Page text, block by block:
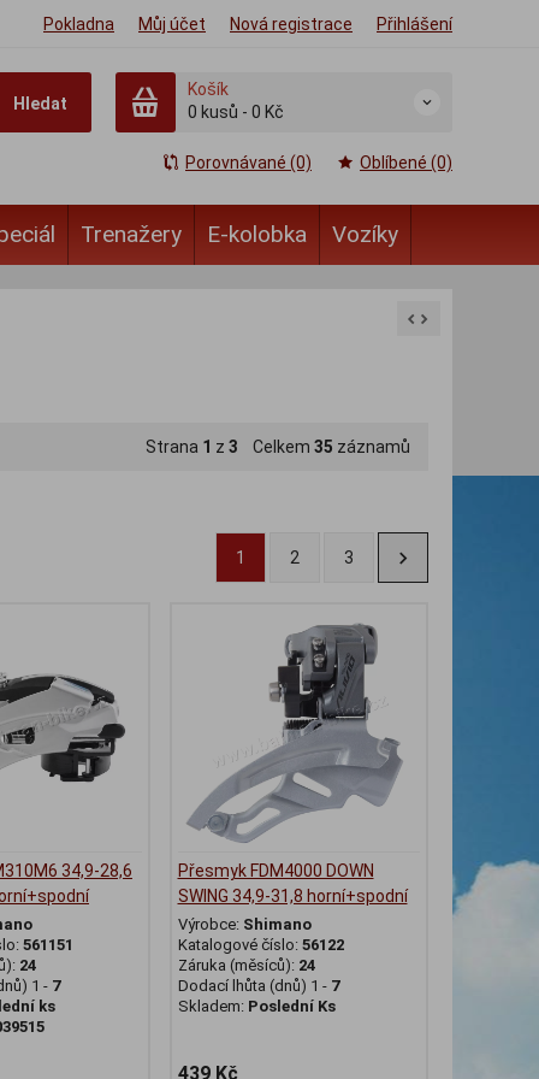
Pokladna Můj účet Nová registrace Přihlášení
Hledat
Košík
0 kusů - 0 Kč
Porovnávané (0) Oblíbené (0)
Trenažery E-kolobka Vozíky
Strana 1 z 3 Celkem 35 záznamů
1 2 3
34,9-28,6
561151
24
1 - 7
ks
Přesmyk FDM4000 DOWN
SWING 34,9-31,8 horní+spodní
Výrobce: Shimano
Katalogové číslo: 56122
Záruka (měsíců): 24
Dodací lhůta (dnů) 1 -7
Skladem: Poslední Ks
439 Kč